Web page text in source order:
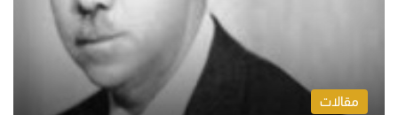
مقالات